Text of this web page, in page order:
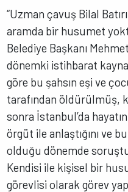
“Uzman çavuş Bilal
aramda bir husumet
Belediye Başkanı
dönemki istihbarat
göre bu şahsın eşi ve
tarafından öldürülmüş,
sonra İstanbul’da
örgüt ile anlaştığını ve
olduğu dönemde
Kendisi ile kişisel bir
görevlisi olarak görev